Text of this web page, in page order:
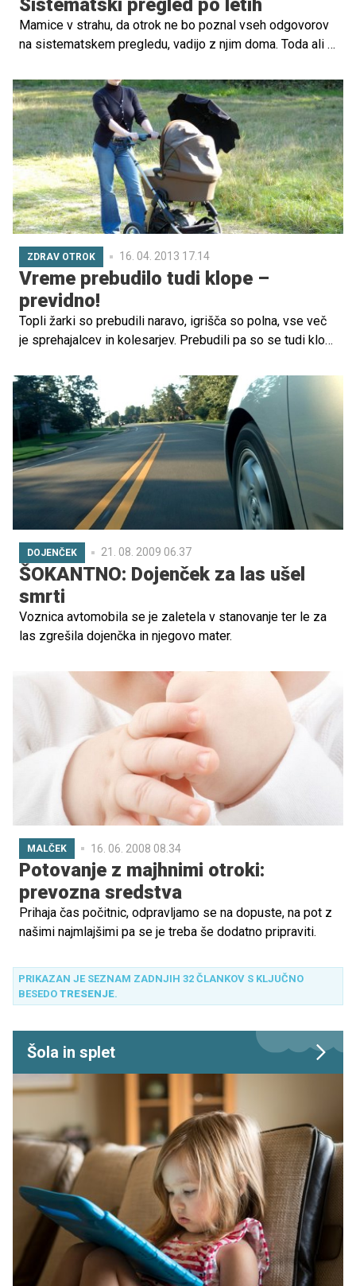
Sistematski pregled po letih
Mamice v strahu, da otrok ne bo poznal vseh odgovorov
na sistematskem pregledu, vadijo z njim doma. Toda ali je
obvezen?
ZDRAV OTROK 16. 04. 2013 17.14
Vreme prebudilo tudi klope –
previdno!
Topli žarki so prebudili naravo, igrišča so polna, vse več
je sprehajalcev in kolesarjev. Prebudili pa so se tudi klopi
meningoencefalitisa. Veste, kako se zaščititi pred njimi in
kako pravilno odstraniti klopa?
DOJENČEK 21. 08. 2009 06.37
ŠOKANTNO: Dojenček za las ušel
smrti
Voznica avtomobila se je zaletela v stanovanje ter le za
las zgrešila dojenčka in njegovo mater.
MALČEK 16. 06. 2008 08.34
Potovanje z majhnimi otroki:
prevozna sredstva
Prihaja čas počitnic, odpravljamo se na dopuste, na pot z
našimi najmlajšimi pa se je treba še dodatno pripraviti.
PRIKAZAN JE SEZNAM ZADNJIH 32 ČLANKOV S KLJUČNO
BESEDO TRESENJE.
Šola in splet